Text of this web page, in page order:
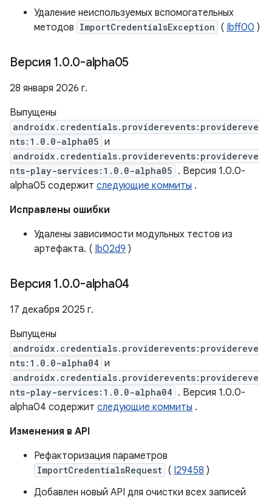
Удаление неиспользуемых вспомогательных
методов ImportCredentialsException ( Ibff00 )
Версия 1.0.0-alpha05
28 января 2026 г.
Выпущены
androidx.credentials.providerevents:providereve
nts:1.0.0-alpha05 и
androidx.credentials.providerevents:providereve
nts-play-services:1.0.0-alpha05 . Версия 1.0.0-
alpha05 содержит следующие коммиты .
Исправлены ошибки
Удалены зависимости модульных тестов из
артефакта. ( Ib02d9 )
Версия 1.0.0-alpha04
17 декабря 2025 г.
Выпущены
androidx.credentials.providerevents:providereve
nts:1.0.0-alpha04 и
androidx.credentials.providerevents:providereve
nts-play-services:1.0.0-alpha04 . Версия 1.0.0-
alpha04 содержит следующие коммиты .
Изменения в API
Рефакторизация параметров
ImportCredentialsRequest ( I29458 )
Добавлен новый API для очистки всех записей